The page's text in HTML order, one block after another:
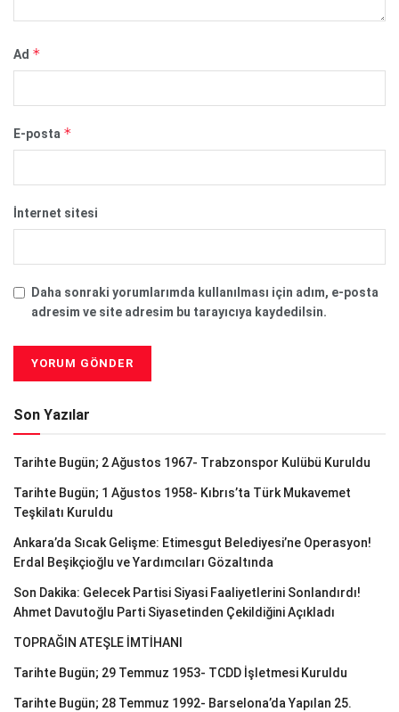
Ad *
E-posta *
İnternet sitesi
Daha sonraki yorumlarımda kullanılması için adım, e-posta
adresim ve site adresim bu tarayıcıya kaydedilsin.
Son Yazılar
Tarihte Bugün; 2 Ağustos 1967- Trabzonspor Kulübü Kuruldu
Tarihte Bugün; 1 Ağustos 1958- Kıbrıs’ta Türk Mukavemet
Teşkilatı Kuruldu
Ankara’da Sıcak Gelişme: Etimesgut Belediyesi’ne Operasyon!
Erdal Beşikçioğlu ve Yardımcıları Gözaltında
Son Dakika: Gelecek Partisi Siyasi Faaliyetlerini Sonlandırdı!
Ahmet Davutoğlu Parti Siyasetinden Çekildiğini Açıkladı
TOPRAĞIN ATEŞLE İMTİHANI
Tarihte Bugün; 29 Temmuz 1953- TCDD İşletmesi Kuruldu
Tarihte Bugün; 28 Temmuz 1992- Barselona’da Yapılan 25.